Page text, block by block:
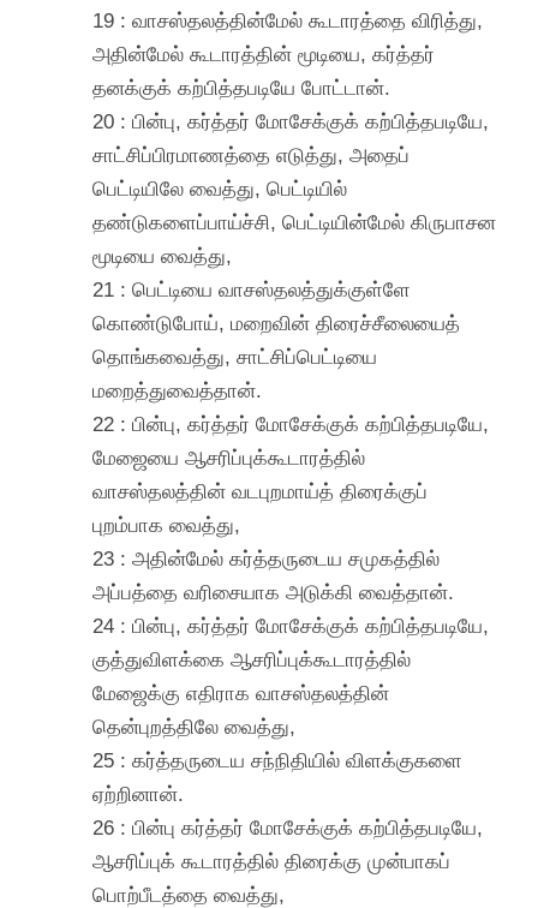
19 : வாசஸ்தலத்தின்மேல் கூடாரத்தை விரித்து,
அதின்மேல் கூடாரத்தின் மூடியை, கர்த்தர்
தனக்குக் கற்பித்தபடியே போட்டான்.
20 : பின்பு, கர்த்தர் மோசேக்குக் கற்பித்தபடியே,
சாட்சிப்பிரமாணத்தை எடுத்து, அதைப்
பெட்டியிலே வைத்து, பெட்டியில்
தண்டுகளைப்பாய்ச்சி, பெட்டியின்மேல் கிருபாசன
மூடியை வைத்து,
21 : பெட்டியை வாசஸ்தலத்துக்குள்ளே
கொண்டுபோய், மறைவின் திரைச்சீலையைத்
தொங்கவைத்து, சாட்சிப்பெட்டியை
மறைத்துவைத்தான்.
22 : பின்பு, கர்த்தர் மோசேக்குக் கற்பித்தபடியே,
மேஜையை ஆசரிப்புக்கூடாரத்தில்
வாசஸ்தலத்தின் வடபுறமாய்த் திரைக்குப்
புறம்பாக வைத்து,
23 : அதின்மேல் கர்த்தருடைய சமுகத்தில்
அப்பத்தை வரிசையாக அடுக்கி வைத்தான்.
24 : பின்பு, கர்த்தர் மோசேக்குக் கற்பித்தபடியே,
குத்துவிளக்கை ஆசரிப்புக்கூடாரத்தில்
மேஜைக்கு எதிராக வாசஸ்தலத்தின்
தென்புறத்திலே வைத்து,
25 : கர்த்தருடைய சந்நிதியில் விளக்குகளை
ஏற்றினான்.
26 : பின்பு கர்த்தர் மோசேக்குக் கற்பித்தபடியே,
ஆசரிப்புக் கூடாரத்தில் திரைக்கு முன்பாகப்
பொற்பீடத்தை வைத்து,